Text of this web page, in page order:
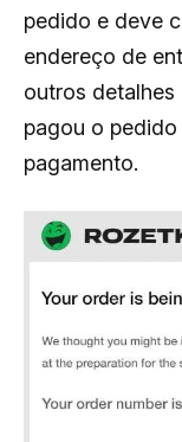
pedido e deve
endereço de
outros detalhes
pagou o
pagamento.